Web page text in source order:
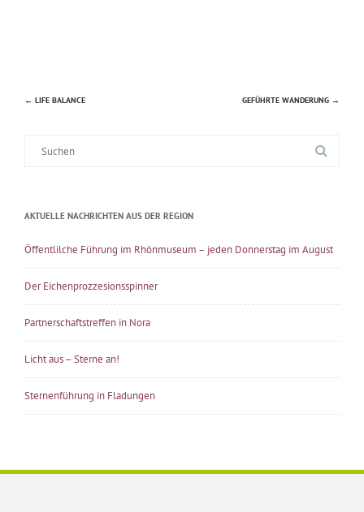
Beitragsnavigation
← LIFE BALANCE GEFÜHRTE WANDERUNG →
AKTUELLE NACHRICHTEN AUS DER REGION
Öffentlilche Führung im Rhönmuseum – jeden Donnerstag im August
Der Eichenprozzesionsspinner
Partnerschaftstreffen in Nora
Licht aus – Sterne an!
Sternenführung in Fladungen